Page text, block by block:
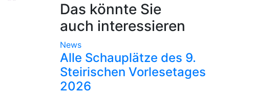
Das könnte Sie
auch interessieren
News
Alle Schauplätze des 9.
Steirischen Vorlesetages
2026